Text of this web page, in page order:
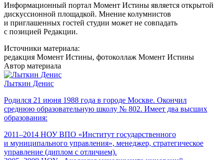
Информационный портал Момент Истины является открытой
дискуссионной площадкой. Мнение колумнистов
и приглашенных гостей студии может не совпадать
с позицией Редакции.
Источники материала:
редакция Момент Истины, фотоколлаж Момент Истины
Автор материала
Лыткин Денис
Родился 21 июня 1988 года в городе Москве. Окончил
среднюю образовательную школу № 802. Имеет два высших
образования:
2011–2014 НОУ ВПО «Институт государственного
и муниципального управления», менеджер, стратегическое
управление (диплом с отличием).